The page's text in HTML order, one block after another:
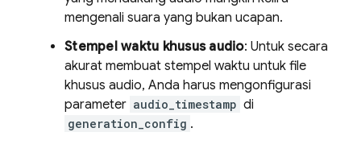
mengenali suara yang bukan ucapan.
Stempel waktu khusus audio: Untuk secara
akurat membuat stempel waktu untuk file
khusus audio, Anda harus mengonfigurasi
parameter audio_timestamp di
generation_config .